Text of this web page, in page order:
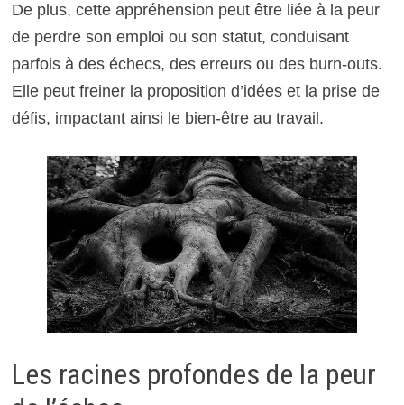
De plus, cette appréhension peut être liée à la peur
de perdre son emploi ou son statut, conduisant
parfois à des échecs, des erreurs ou des burn-outs.
Elle peut freiner la proposition d’idées et la prise de
défis, impactant ainsi le bien-être au travail.
Les racines profondes de la peur